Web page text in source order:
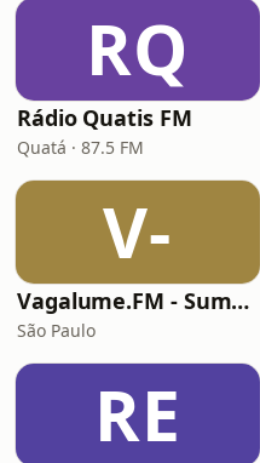
RQ
Rádio Quatis FM
Quatá · 87.5 FM
V-
Vagalume.FM - Summer
São Paulo
RE